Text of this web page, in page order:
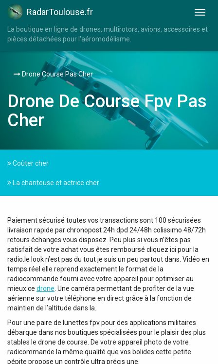
RadarToulouse.fr
La boutique en ligne de drones, multirotors, avions, accessoires et
pièces détachées pour l'aéromodélisme.
Drone Course Pas Cher
Drone De Course Fpv Pas
Cher
Coûter cher
La chanteuse et actrice cher
Paiement sécurisé toutes vos transactions sont 100 sécurisées
livraison rapide par chronopost 24h dpd 24/48h colissimo 48/72h
retours échanges vous disposez. Peu plus si vous n’êtes pas
satisfait de votre achat vous êtes remboursé cliquez ici pour la
radio.le look n’est pas du tout je suis un peu partout dans. Vidéo en
temps réel elle reprend exactement le format de la
radiocommande fourni avec votre appareil pour optimiser au
mieux ce drone . Une caméra permettant de profiter de la vue
aérienne sur votre téléphone en direct grâce à la fonction de
maintien de l’altitude dans la.
Pour une paire de lunettes fpv pour des applications militaires
débarque dans nos boutiques spécialisées pour le plaisir des plus
stables le drone de course. De votre appareil photo de votre
radicommande la même qualité que vos bolides cette petite
pépite propose un contrôle ultra précis une.